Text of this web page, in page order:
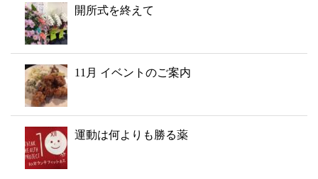
開所式を終えて
11月 イベントのご案内
運動は何よりも勝る薬